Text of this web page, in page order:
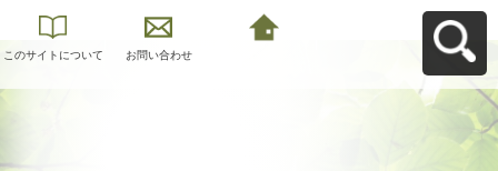
このサイトについて お問い合わせ